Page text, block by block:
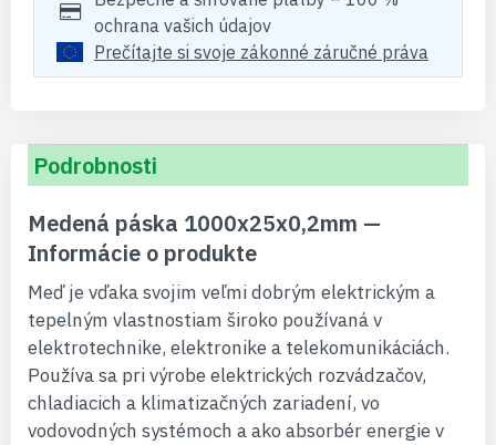
ochrana vašich údajov
Prečítajte si svoje zákonné záručné práva
Podrobnosti
Medená páska 1000x25x0,2mm —
Informácie o produkte
Meď je vďaka svojim veľmi dobrým elektrickým a
tepelným vlastnostiam široko používaná v
elektrotechnike, elektronike a telekomunikáciách.
Používa sa pri výrobe elektrických rozvádzačov,
chladiacich a klimatizačných zariadení, vo
vodovodných systémoch a ako absorbér energie v